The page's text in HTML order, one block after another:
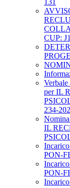
131
CUP:
per IL
234-
IL
PON-
PON-